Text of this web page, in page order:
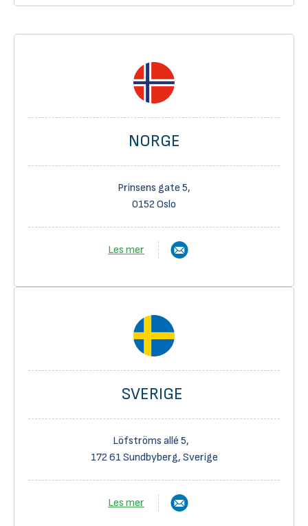
NORGE
Prinsens gate 5,
0152 Oslo
Les mer
SVERIGE
Löfströms allé 5,
172 61 Sundbyberg, Sverige
Les mer